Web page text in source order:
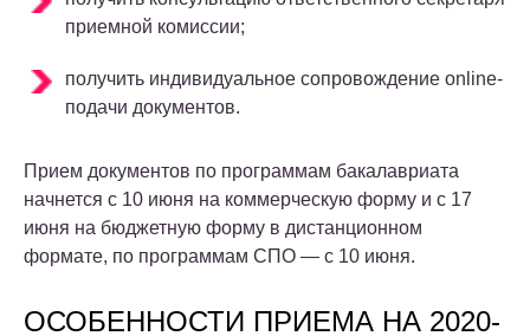
приемной комиссии;
получить индивидуальное сопровождение online-
подачи документов.
Прием документов по программам бакалавриата
начнется с 10 июня на коммерческую форму и с 17
июня на бюджетную форму в дистанционном
формате, по программам СПО — с 10 июня.
ОСОБЕННОСТИ ПРИЕМА НА 2020-